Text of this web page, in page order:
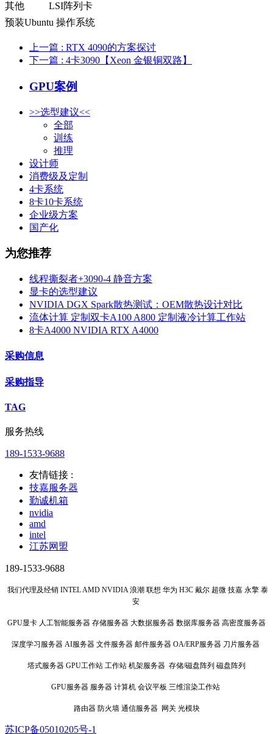
其他
LSI阵列卡
预装Ubuntu 操作系统
上一篇 : RTX 4090的方案探讨
下一篇 : 4卡3090【Xeon 金银铜双路】
GPU案例
>>选型建议<<
全部
训练
推理
设计师
消费级及定制
4卡系统
8卡10卡系统
企业级方案
国产化
为您推荐
线程撕裂者+3090-4 静音方案
显卡的选型建议
NVIDIA DGX Spark散热测试：OEM散热设计对比
流体计算 定制双卡A100 A800 定制液冷计算工作站
8卡A4000 NVIDIA RTX A4000
采购信息
采购指导
TAG
服务热线
189-1533-9688
友情链接 :
技嘉服务器
勤诚机箱
nvidia
amd
intel
江苏网盟
189-1533-9688
我们代理及经销 INTEL AMD NVIDIA 浪潮 联想 华为 H3C 戴尔 超微 技嘉 永擎 泰
安
GPU显卡 人工智能服务器 存储服务器 大数据服务器 数据库服务器 高密度服务器
深度学习服务器 AI服务器 文件服务器 邮件服务器 OA/ERP服务器 刀片服务器
塔式服务器 GPU工作站 工作站 机架服务器 存储/磁盘阵列 磁盘阵列
GPU服务器 服务器 计算机 会议平板 三维渲染工作站
路由器 防火墙 通信服务器 网关 光模块
苏ICP备05010205号-1